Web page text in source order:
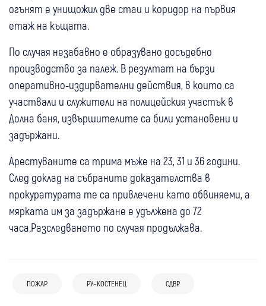
огънят е унищожил две стаи и коридор на първия
етаж на къщата.
По случая незабавно е образувано досъдебно
производство за палеж. В резултат на бързи
оперативно-издирвателни действия, в които са
участвали и служители на полицейския участък в
Долна баня, извършителите са били установени и
задържани.
Арестуваните са трима мъже на 23, 31 и 36 години.
След доклад на събраните доказателства в
прокуратурата те са привлечени като обвиняеми, а
мярката им за задържане е удължена до 72
часа.Разследването по случая продължава.
ПОЖАР РУ–КОСТЕНЕЦ СДВР
Тишаново
всичко“: Доброволците в Петрич, които
Кюстендил Невестино 07 авг